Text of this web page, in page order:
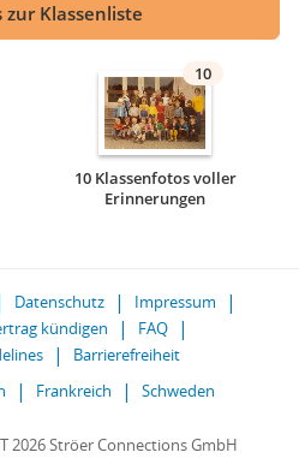
zur Klassenliste
10
10 Klassenfotos voller
Erinnerungen
Datenschutz
Impressum
kündigen
FAQ
Barrierefreiheit
Frankreich Schweden
2026 Ströer Connections GmbH